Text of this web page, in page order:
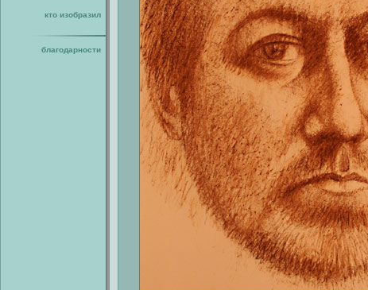
кто изобразил
благодарности